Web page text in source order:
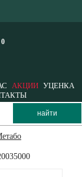
0
АКЦИИ УЦЕНКА